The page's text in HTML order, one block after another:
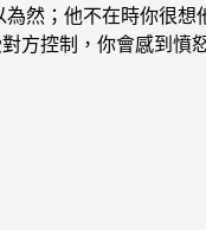
然；他不在時你很
控制，你會感到憤